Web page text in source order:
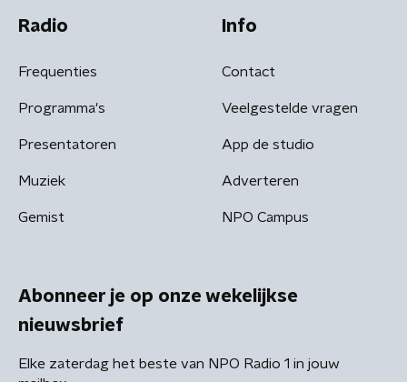
Radio
Frequenties
Programma's
Presentatoren
Muziek
Gemist
Info
Contact
Veelgestelde vragen
App de studio
Adverteren
NPO Campus
Abonneer je op onze wekelijkse
nieuwsbrief
Elke zaterdag het beste van NPO Radio 1 in jouw